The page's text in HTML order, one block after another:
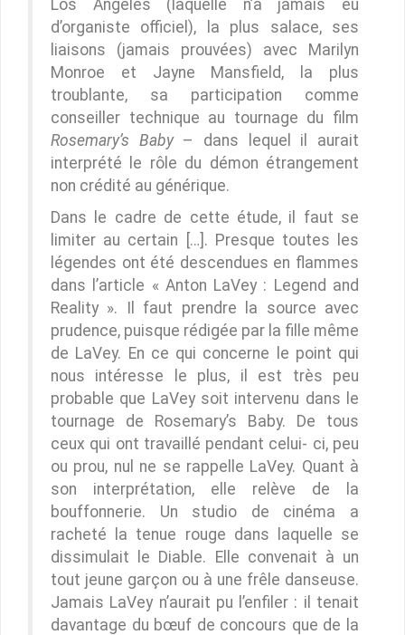
Los Angeles (laquelle n’a jamais eu
d’organiste officiel), la plus salace, ses
liaisons (jamais prouvées) avec Marilyn
Monroe et Jayne Mansfield, la plus
troublante, sa participation comme
conseiller technique au tournage du film
Rosemary’s Baby– dans lequel il aurait
interprété le rôle du démon étrangement
non crédité au générique.
Dans le cadre de cette étude, il faut se
limiter au certain […]. Presque toutes les
légendes ont été descendues en flammes
dans l’article « Anton LaVey : Legend and
Reality ». Il faut prendre la source avec
prudence, puisque rédigée par la fille même
de LaVey. En ce qui concerne le point qui
nous intéresse le plus, il est très peu
probable que LaVey soit intervenu dans le
tournage de Rosemary’s Baby. De tous
ceux qui ont travaillé pendant celui- ci, peu
ou prou, nul ne se rappelle LaVey. Quant à
son interprétation, elle relève de la
bouffonnerie. Un studio de cinéma a
racheté la tenue rouge dans laquelle se
dissimulait le Diable. Elle convenait à un
tout jeune garçon ou à une frêle danseuse.
Jamais LaVey n’aurait pu l’enfiler : il tenait
davantage du bœuf de concours que de la